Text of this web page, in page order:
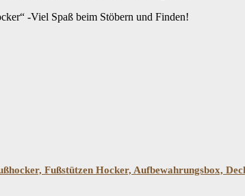
-Viel Spaß beim Stöbern und Finden!
Fußstützen Hocker, Aufbewahrungsbox,